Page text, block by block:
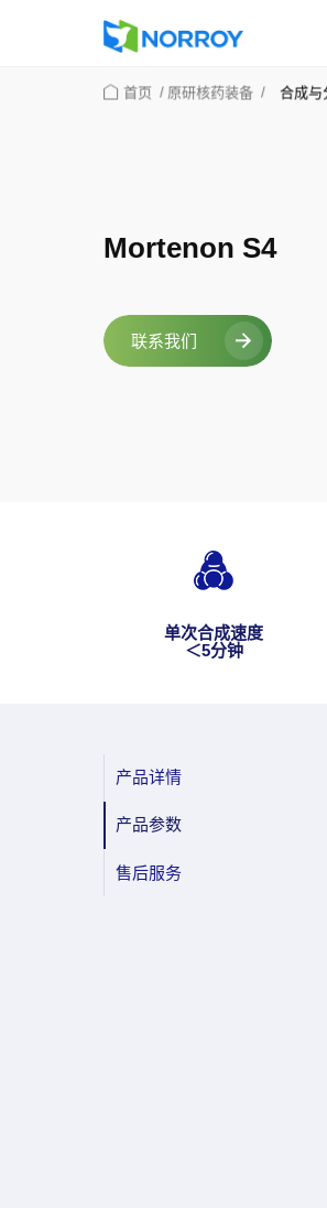
首页 / 原研核药装备 / 合成与
Mortenon S4
联系我们
单次合成速度
＜5分钟
产品详情
产品参数
售后服务